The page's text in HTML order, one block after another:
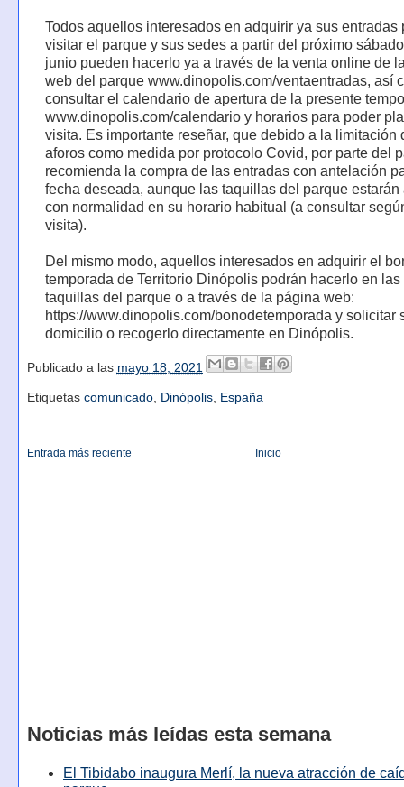
Todos aquellos interesados en adquirir ya sus entradas
visitar el parque y sus sedes a partir del próximo
junio pueden hacerlo ya a través de la venta online de
web del parque www.dinopolis.com/ventaentradas, así
consultar el calendario de apertura de la presente
www.dinopolis.com/calendario y horarios para poder
visita. Es importante reseñar, que debido a la limitación
aforos como medida por protocolo Covid, por parte del
recomienda la compra de las entradas con antelación
fecha deseada, aunque las taquillas del parque estarán
con normalidad en su horario habitual (a consultar
visita).
Del mismo modo, aquellos interesados en adquirir el
temporada de Territorio Dinópolis podrán hacerlo en
taquillas del parque o a través de la página web:
https://www.dinopolis.com/bonodetemporada y solicitar
domicilio o recogerlo directamente en Dinópolis.
Publicado a las mayo 18, 2021
Etiquetas comunicado, Dinópolis, España
Entrada más reciente Inicio
Noticias más leídas esta semana
El Tibidabo inaugura Merlí, la nueva atracción de